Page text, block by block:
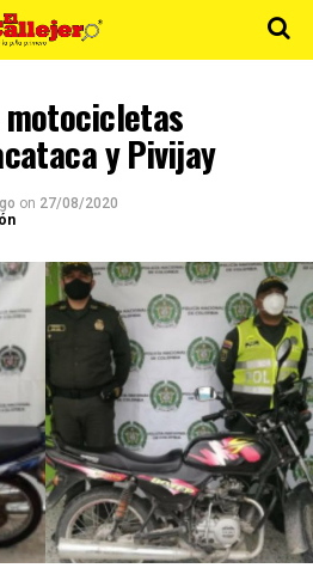
motocicletas
y Pivijay
on 27/08/2020